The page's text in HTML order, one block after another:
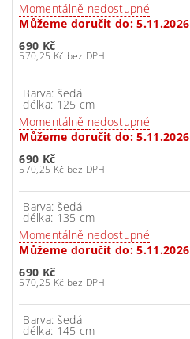
Momentálně nedostupné
Můžeme doručit do: 5.11.2026
690 Kč
570,25 Kč bez DPH
Barva: šedá
délka: 125 cm
Momentálně nedostupné
Můžeme doručit do: 5.11.2026
690 Kč
570,25 Kč bez DPH
Barva: šedá
délka: 135 cm
Momentálně nedostupné
Můžeme doručit do: 5.11.2026
690 Kč
570,25 Kč bez DPH
Barva: šedá
délka: 145 cm